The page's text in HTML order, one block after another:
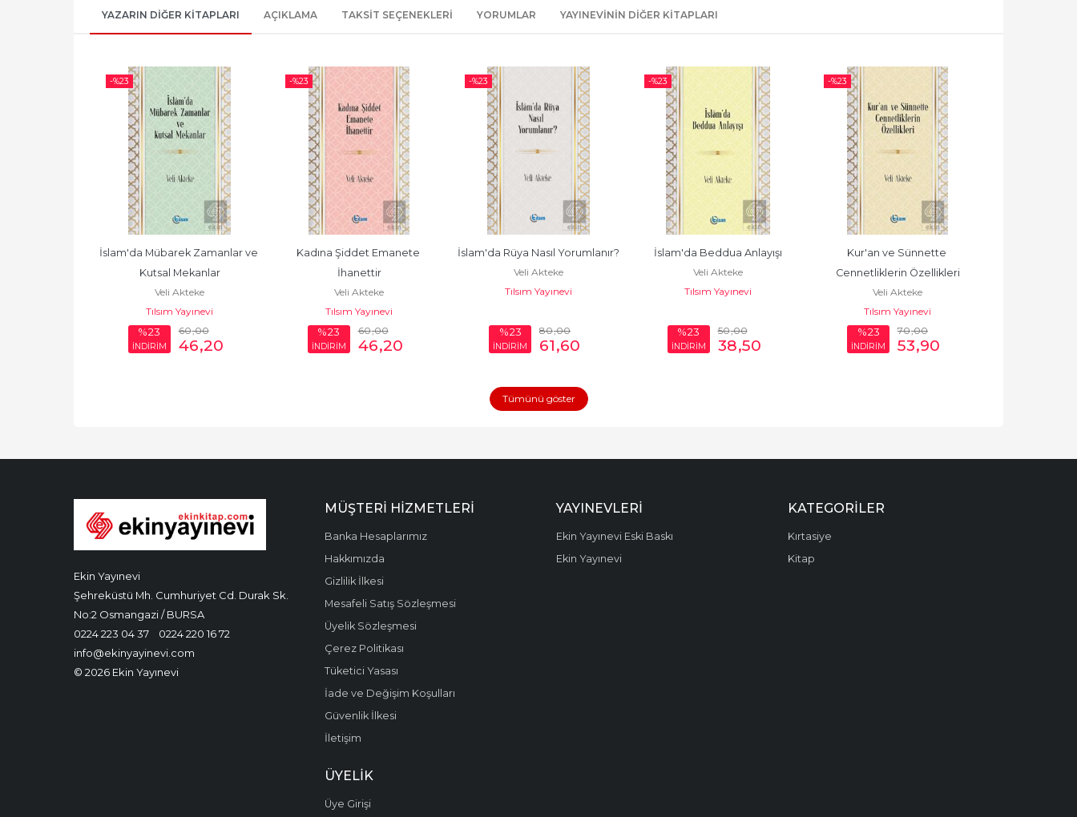
YAZARIN DIĞER KITAPLARI AÇIKLAMA TAKSIT SEÇENEKLERI YORUMLAR YAYINEVININ DIĞER KITAPLARI
-%23
İslam'da Mübarek Zamanlar ve
Kutsal Mekanlar
Veli Akteke
Tılsım Yayınevi
%23
İNDİRİM
60,00
46,20
-%23
Kadına Şiddet Emanete
İhanettir
Veli Akteke
Tılsım Yayınevi
%23
İNDİRİM
60,00
46,20
-%23
İslam'da Rüya Nasıl Yorumlanır?
Veli Akteke
Tılsım Yayınevi
%23
İNDİRİM
80,00
61,60
-%23
İslam'da Beddua Anlayışı
Veli Akteke
Tılsım Yayınevi
%23
İNDİRİM
50,00
38,50
-%23
Kur'an ve Sünnette
Cennetliklerin Özellikleri
Veli Akteke
Tılsım Yayınevi
%23
İNDİRİM
70,00
53,90
Tümünü göster
Ekin Yayınevi
Şehreküstü Mh. Cumhuriyet Cd. Durak Sk.
No:2 Osmangazi / BURSA
0224 223 04 37
0224 220 16 72
info@ekinyayinevi.com
© 2026 Ekin Yayınevi
MÜŞTERI HIZMETLERI
Banka Hesaplarımız
Hakkımızda
Gizlilik İlkesi
Mesafeli Satış Sözleşmesi
Üyelik Sözleşmesi
Çerez Politikası
Tüketici Yasası
İade ve Değişim Koşulları
Güvenlik İlkesi
İletişim
YAYINEVLERI
Ekin Yayınevi Eski Baskı
Ekin Yayınevi
KATEGORILER
Kırtasiye
Kitap
ÜYELIK
Üye Girişi